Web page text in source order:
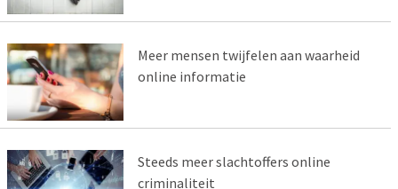
Meer mensen twijfelen aan waarheid
online informatie
Steeds meer slachtoffers online
criminaliteit